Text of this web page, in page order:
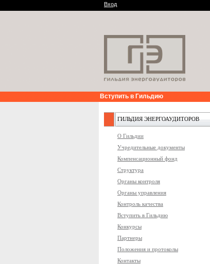
Вход
Вступить в Гильдию
ГИЛЬДИЯ ЭНЕРГОАУДИТОРОВ
О Гильдии
Учредительные документы
Компенсационный фонд
Структура
Органы контроля
Органы управления
Контроль качества
Вступить в Гильдию
Конкурсы
Партнеры
Положения и протоколы
Контакты